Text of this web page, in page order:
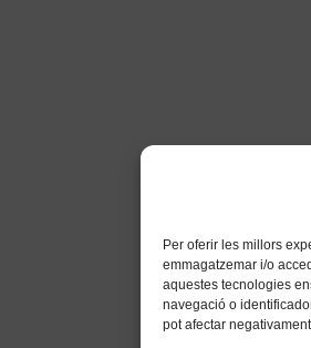
Per oferir les millors
emmagatzemar i/o
aquestes tecnologies
navegació o
pot afectar